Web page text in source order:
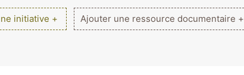
initiative + Ajouter une ressource documentaire +